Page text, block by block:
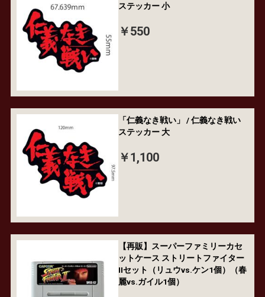
ステッカー 小
￥550
「仁義なき戦い」 / 仁義なき戦い
ステッカー 大
￥1,100
【再販】スーパーファミリーカセ
ットケース ストリートファイター
IIセット（リュウvs.ケン1個）（春
麗vs.ガイル1個）